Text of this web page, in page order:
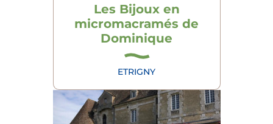
Les Bijoux en
micromacramés de
Dominique
ETRIGNY